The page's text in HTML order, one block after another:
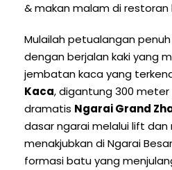
& makan malam di restoran
Mulailah petualangan
dengan berjalan kaki yang
jembatan kaca yang
Kaca, digantung 300
dramatis Ngarai Grand
dasar ngarai melalui lift dan
menakjubkan di Ngarai
formasi batu yang